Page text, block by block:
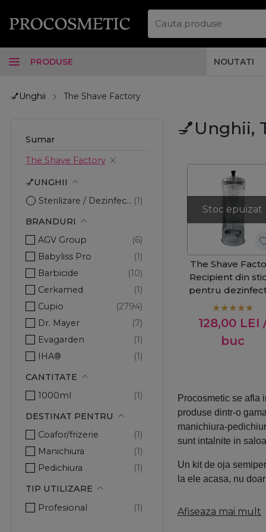
PRODUSE NOUTATI
💅Unghii The Shave Factory
Sumar
The Shave Factory
💅UNGHII
Sterilizare / Dezinfectare
BRANDURI
AGV Group
Babyliss Pro
Barbicide
Cerkamed
Cupio
Dr. Mayer
Evagarden
IHA®
Kiepe Professional
Long Lashes
Nippes
Novicide
OCC Switzerland
Pinx
Prima
CANTITATE
1000ml
DESTINAT PENTRU
Coafor/frizerie
Manichiura
Pedichiura
TIP UTILIZARE
Profesional
💅Unghii,
Stoc epuizat
The Shave
Recipient din
pentru
1180ml
128,00 LEI
buc
Procosmetic se afla
produse dintr-o
manichiura-
sunt intalnite in
Un kit de oja
la ele acasa, nu
deci cliente
Afiseaza mai mult